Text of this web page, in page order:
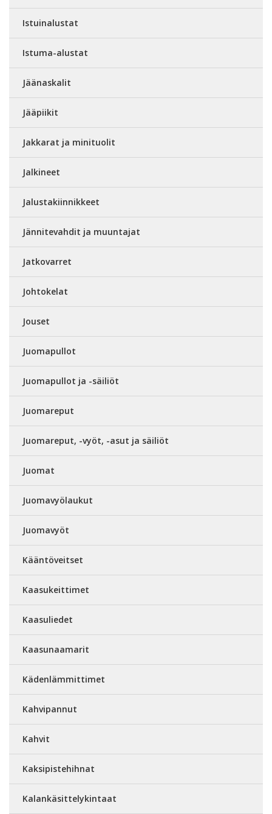
Istuinalustat
Istuma-alustat
Jäänaskalit
Jääpiikit
Jakkarat ja minituolit
Jalkineet
Jalustakiinnikkeet
Jännitevahdit ja muuntajat
Jatkovarret
Johtokelat
Jouset
Juomapullot
Juomapullot ja -säiliöt
Juomareput
Juomareput, -vyöt, -asut ja säiliöt
Juomat
Juomavyölaukut
Juomavyöt
Kääntöveitset
Kaasukeittimet
Kaasuliedet
Kaasunaamarit
Kädenlämmittimet
Kahvipannut
Kahvit
Kaksipistehihnat
Kalankäsittelykintaat